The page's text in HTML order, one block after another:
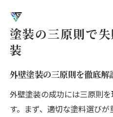
塗装の三原則で
装
外壁塗装の三原則を徹底解
外壁塗装の成功には三原則
す。まず、適切な塗料選び